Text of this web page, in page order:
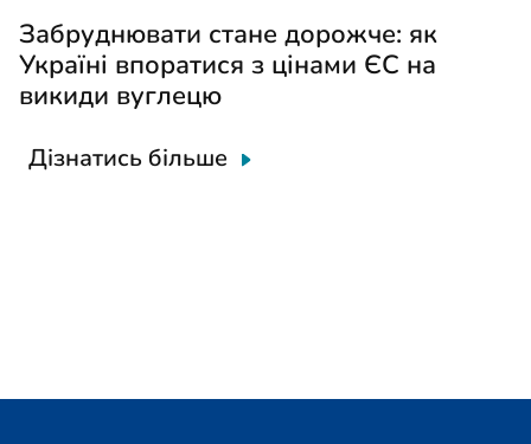
Забруднювати стане дорожче: як
Україні впоратися з цінами ЄС на
викиди вуглецю
Дізнатись більше